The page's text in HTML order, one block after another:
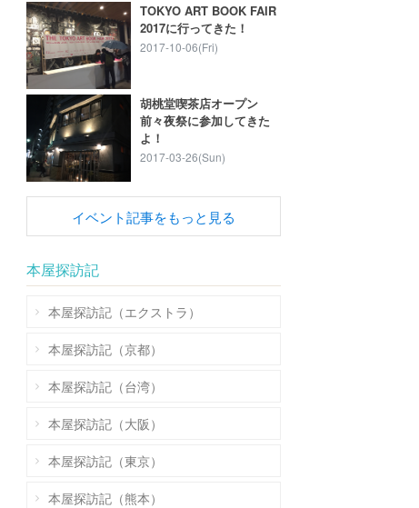
TOKYO ART BOOK FAIR
2017に行ってきた！
2017-10-06(Fri)
胡桃堂喫茶店オープン
前々夜祭に参加してきた
よ！
2017-03-26(Sun)
イベント記事をもっと見る
本屋探訪記
本屋探訪記（エクストラ）
本屋探訪記（京都）
本屋探訪記（台湾）
本屋探訪記（大阪）
本屋探訪記（東京）
本屋探訪記（熊本）